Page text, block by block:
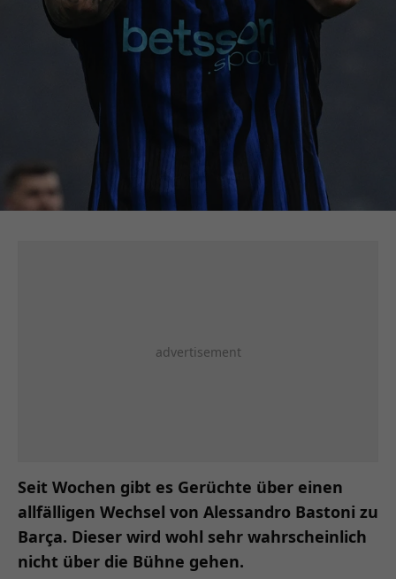
Seit Wochen gibt es Gerüchte über einen
allfälligen Wechsel von Alessandro Bastoni zu
Barça. Dieser wird wohl sehr wahrscheinlich
nicht über die Bühne gehen.